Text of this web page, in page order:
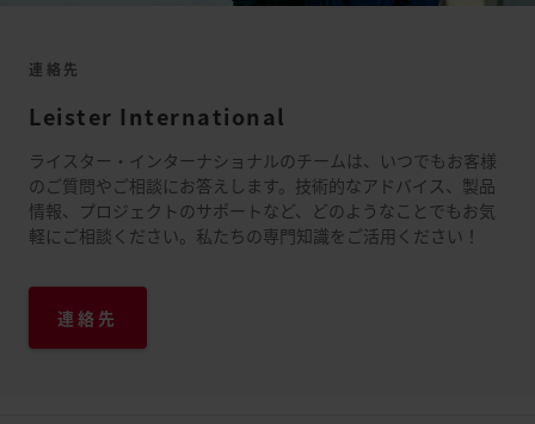
連絡先
Leister International
ライスター・インターナショナルのチームは、いつでもお客様
のご質問やご相談にお答えします。技術的なアドバイス、製品
情報、プロジェクトのサポートなど、どのようなことでもお気
軽にご相談ください。私たちの専門知識をご活用ください！
連絡先